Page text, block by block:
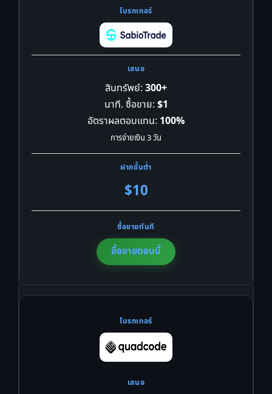
สินทรัพย์: 300+
นาที. ซื้อขาย: $1
อัตราผลตอบแทน: 100%
การจ่ายเงิน 3 วัน
$10
ซื้อขายตอนนี้